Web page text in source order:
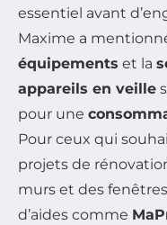
essentiel avant
Maxime a
équipements et la
appareils en veille
pour une
Pour ceux qui
projets de
murs et des
d’aides comme